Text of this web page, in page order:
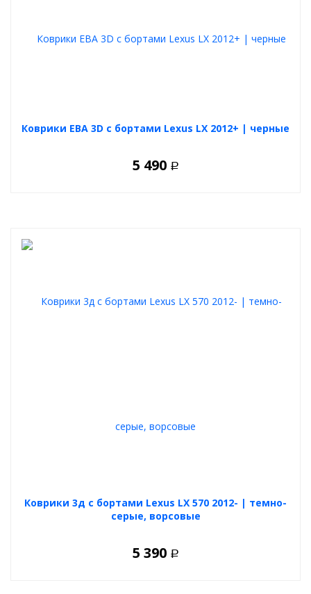
Коврики ЕВА 3D с бортами Lexus LX 2012+ | черные
5 490 Р
Коврики 3д с бортами Lexus LX 570 2012- | темно-
серые, ворсовые
5 390 Р